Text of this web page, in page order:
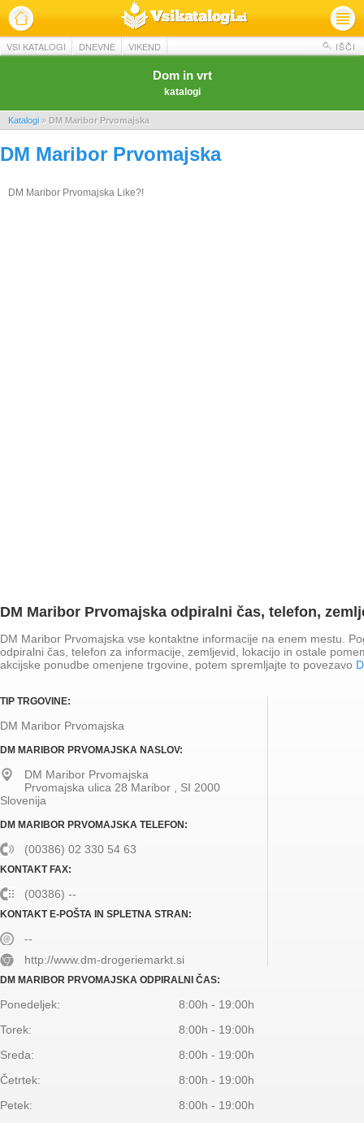
VSI KATALOGI DNEVNE VIKEND IŠČI
Dom in vrt
katalogi
Katalogi » DM Maribor Prvomajska
DM Maribor Prvomajska
DM Maribor Prvomajska Like?!
DM Maribor Prvomajska odpiralni čas, telefon,
DM Maribor Prvomajska vse kontaktne informacije na enem mestu.
odpiralni čas, telefon za informacije, zemljevid, lokacijo in ostale
akcijske ponudbe omenjene trgovine, potem spremljajte to povezavo
TIP TRGOVINE:
DM Maribor Prvomajska
DM MARIBOR PRVOMAJSKA NASLOV:
DM Maribor Prvomajska
Prvomajska ulica 28 Maribor SI 2000
Slovenija
DM MARIBOR PRVOMAJSKA TELEFON:
(00386) 02 330 54 63
KONTAKT FAX:
(00386) --
KONTAKT E-POŠTA IN SPLETNA STRAN:
--
http://www.dm-drogeriemarkt.si
DM MARIBOR PRVOMAJSKA ODPIRALNI ČAS:
Ponedeljek:
8:00h - 19:00h
Torek:
8:00h - 19:00h
Sreda:
8:00h - 19:00h
Četrtek:
8:00h - 19:00h
Petek:
8:00h - 19:00h